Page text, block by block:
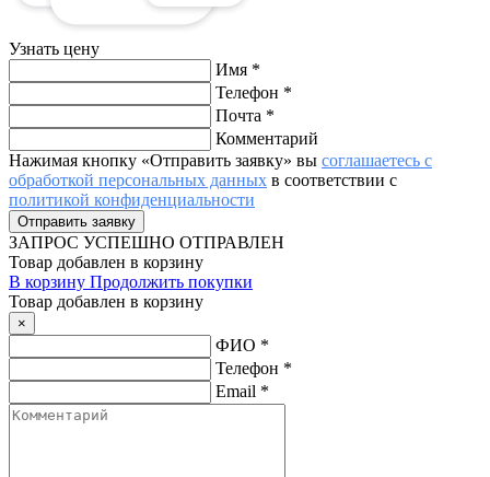
Узнать цену
Имя *
Телефон *
Почта *
Комментарий
Нажимая кнопку «Отправить заявку» вы соглашаетесь с
обработкой персональных данных в соответствии с
политикой конфиденциальности
ЗАПРОС УСПЕШНО ОТПРАВЛЕН
Товар добавлен в корзину
В корзину Продолжить покупки
Товар добавлен в корзину
×
ФИО *
Телефон *
Email *